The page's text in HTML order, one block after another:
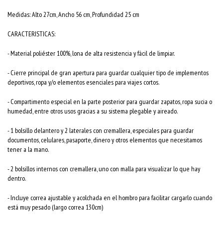
Medidas: Alto 27cm, Ancho 56 cm, Profundidad 25 cm
CARACTERISTICAS:
- Material poliéster 100%, lona de alta resistencia y fácil de limpiar.
- Cierre principal de gran apertura para guardar cualquier tipo de implementos
deportivos, ropa y/o elementos esenciales para viajes cortos.
- Compartimento especial en la parte posterior para guardar zapatos, ropa sucia o
humedad, entre otros usos gracias a su sistema plegable y aireado.
- 1 bolsillo delantero y 2 laterales con cremallera, especiales para guardar
documentos, celulares, pasaporte, dinero y otros elementos que necesitamos
tener a la mano.
- 2 bolsillos internos con cremallera, uno con malla para visualizar lo que hay
dentro.
- Incluye correa ajustable y acolchada en el hombro para facilitar cargarlo cuando
está muy pesado (largo correa 130cm)